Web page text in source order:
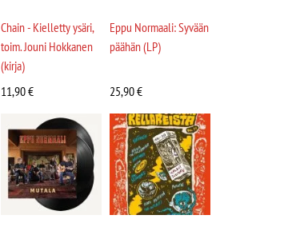
Chain - Kielletty ysäri,
toim. Jouni Hokkanen
(kirja)
11,90€
Eppu Normaali: Syvään
päähän (LP)
25,90€